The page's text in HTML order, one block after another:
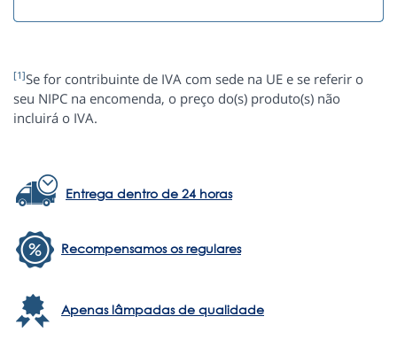
[1]Se for contribuinte de IVA com sede na UE e se referir o
seu NIPC na encomenda, o preço do(s) produto(s) não
incluirá o IVA.
Entrega dentro de 24 horas
Recompensamos os regulares
Apenas lâmpadas de qualidade